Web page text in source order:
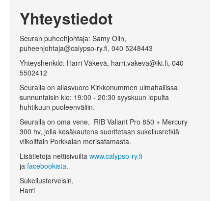
Yhteystiedot
Seuran puheehjohtaja: Samy Olin,
puheenjohtaja@calypso-ry.fi, 040 5248443
Yhteyshenkilö: Harri Väkevä, harri.vakeva@iki.fi, 040
5502412
Seuralla on allasvuoro Kirkkonummen uimahallissa
sunnuntaisin klo: 19:00 - 20:30 syyskuun lopulta
huhtikuun puoleenväliin.
Seuralla on oma vene, RIB Valiant Pro 850 + Mercury
300 hv, jolla kesäkautena suoritetaan sukellusretkiä
viikoittain Porkkalan merisatamasta.
Lisätietoja nettisivuilta www.calypso-ry.fi
ja facebookista.
Sukellusterveisin,
Harri